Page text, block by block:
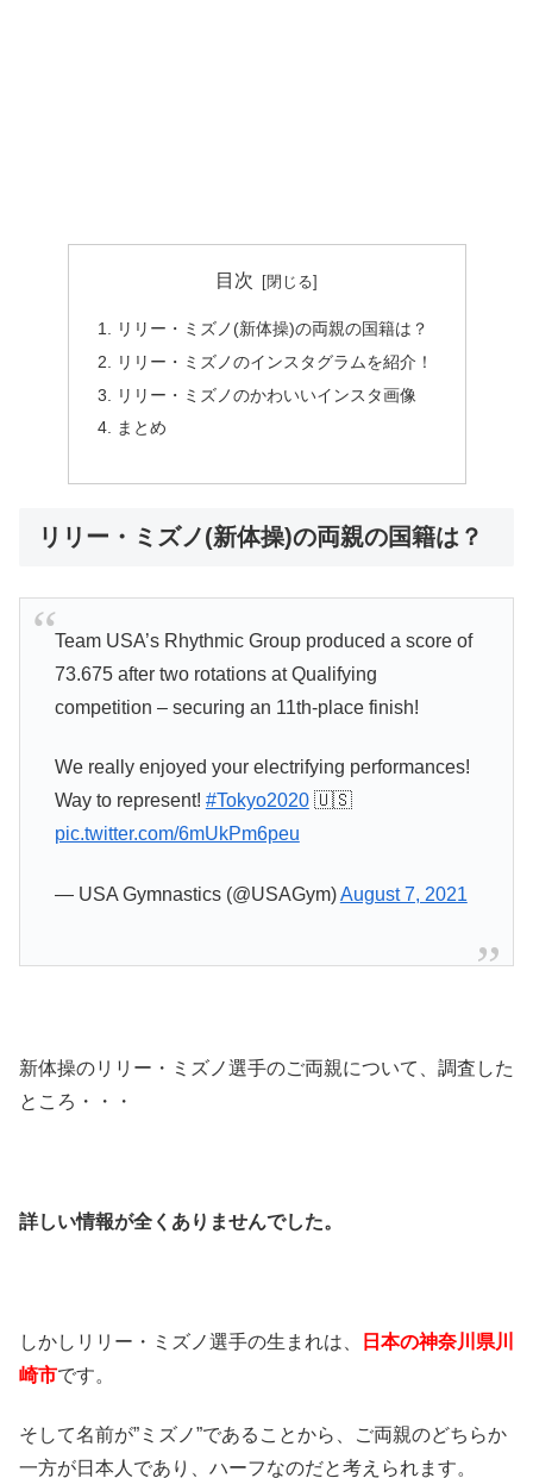
目次
リリー・ミズノ(新体操)の両親の国籍は？
リリー・ミズノのインスタグラムを紹介！
リリー・ミズノのかわいいインスタ画像
まとめ
リリー・ミズノ(新体操)の両親の国籍は？
Team USA’s Rhythmic Group produced a score of
73.675 after two rotations at Qualifying
competition – securing an 11th-place finish!
We really enjoyed your electrifying performances!
Way to represent! #Tokyo2020🇺🇸
pic.twitter.com/6mUkPm6peu
— USA Gymnastics (@USAGym)August 7, 2021
新体操のリリー・ミズノ選手のご両親について、調査した
ところ・・・
詳しい情報が全くありませんでした。
しかしリリー・ミズノ選手の生まれは、
日本の神奈川県川
崎市です。
そして名前が”ミズノ”であることから、ご両親のどちらか
一方が日本人であり、ハーフなのだと考えられます。